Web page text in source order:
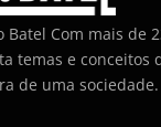
Batel Com mais de
temas e conceitos
de uma sociedade.